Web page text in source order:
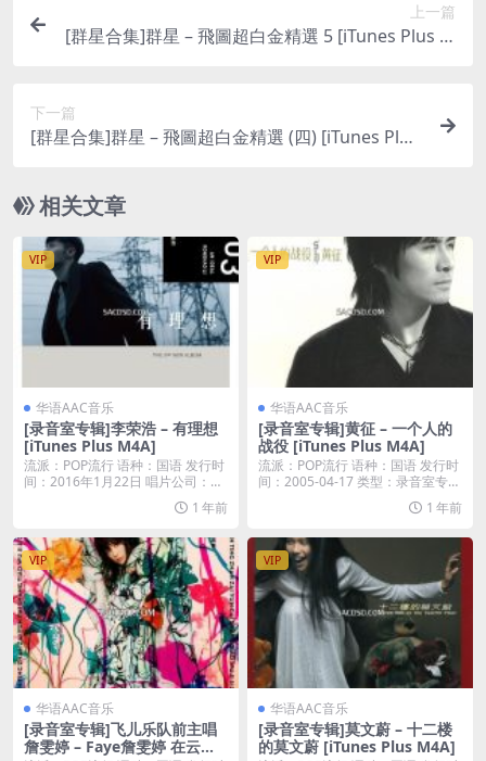
上一篇
[群星合集]群星 – 飛圖超白金精選 5 [iTunes Plus M
下一篇
[群星合集]群星 – 飛圖超白金精選 (四) [iTunes Plus
相关文章
VIP
华语AAC音乐
[录音室专辑]李荣浩 – 有理想
[iTunes Plus M4A]
流派：POP流行 语种：国语 发行时
间：2016年1月22日 唱片公司：华
1 年前
VIP
华语AAC音乐
[录音室专辑]黄征 – 一个人的
战役 [iTunes Plus M4A]
流派：POP流行 语种：国语 发行时
间：2005-04-17 类型：录音室专辑
1 年前
VIP
华语AAC音乐
[录音室专辑]飞儿乐队前主唱
詹雯婷 – Faye詹雯婷 在云彩
VIP
华语AAC音乐
[录音室专辑]莫文蔚 – 十二楼
的莫文蔚 [iTunes Plus M4A]